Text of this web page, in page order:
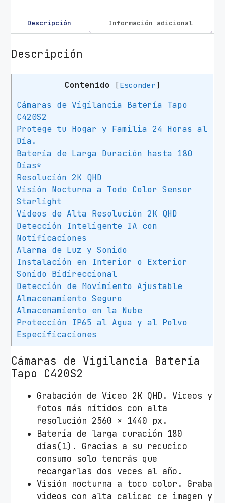
Descripción Información adicional
Descripción
Contenido [Esconder]
Cámaras de Vigilancia Batería Tapo
C420S2
Protege tu Hogar y Familia 24 Horas al
Día.
Batería de Larga Duración hasta 180
Días*
Resolución 2K QHD
Visión Nocturna a Todo Color Sensor
Starlight
Videos de Alta Resolución 2K QHD
Detección Inteligente IA con
Notificaciones
Alarma de Luz y Sonido
Instalación en Interior o Exterior
Sonido Bidireccional
Detección de Movimiento Ajustable
Almacenamiento Seguro
Almacenamiento en la Nube
Protección IP65 al Agua y al Polvo
Especificaciones
Cámaras de Vigilancia Batería
Tapo C420S2
Grabación de Vídeo 2K QHD. Videos y
fotos más nítidos con alta
resolución 2560 × 1440 px.
Batería de larga duración 180
días(1). Gracias a su reducido
consumo solo tendrás que
recargarlas dos veces al año.
Visión nocturna a todo color. Graba
videos con alta calidad de imagen y